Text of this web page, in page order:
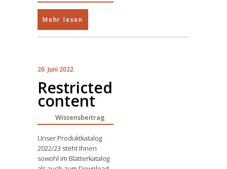
Mehr lesen
20. Juni 2022
Restricted
content
Wissensbeitrag
Unser Produktkatalog
2022/23 steht Ihnen
sowohl im Blätterkatalog